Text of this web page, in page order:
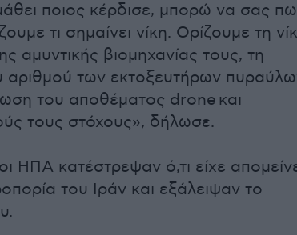
ποιος κέρδισε, μπορώ να σας πω
τι σημαίνει νίκη. Ορίζουμε τη
αμυντικής βιομηχανίας τους, τη
αριθμού των εκτοξευτήρων
του αποθέματος drone και
τους στόχους», δήλωσε.
ΗΠΑ κατέστρεψαν ό,τι είχε
του Ιράν και εξάλειψαν το